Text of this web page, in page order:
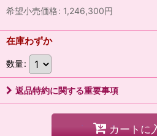
希望小売価格: 1,246,300円
在庫わずか
数量:
返品特約に関する重要事項
カートに